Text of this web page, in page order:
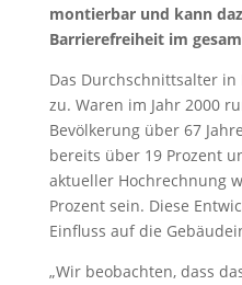
montierbar und kann
Barrierefreiheit im
Das Durchschnittsalter
zu. Waren im Jahr 2000
Bevölkerung über 67
bereits über 19 Prozent
aktueller Hochrechnung
Prozent sein. Diese
Einfluss auf die
„Wir beobachten, dass